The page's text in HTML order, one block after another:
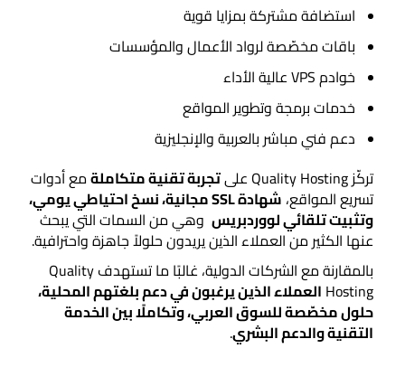
استضافة مشتركة بمزايا قوية
باقات مخصّصة لرواد الأعمال والمؤسسات
خوادم VPS عالية الأداء
خدمات برمجة وتطوير المواقع
دعم فني مباشر بالعربية والإنجليزية
تركّز Quality Hosting على
تجربة تقنية متكاملةمع أدوات
تسريع المواقع، شهادة SSL مجانية، نسخ احتياطي يومي،
وتثبيت تلقائي لووردبريس وهي من السمات التي يبحث
عنها الكثير من العملاء الذين يريدون حلولاً جاهزة واحترافية.
بالمقارنة مع الشركات الدولية، غالبًا ما تستهدف Quality
Hosting العملاء الذين يرغبون في دعم بلغتهم المحلية،
حلول مخصّصة للسوق العربي، وتكاملًا بين الخدمة
التقنية والدعم البشري.